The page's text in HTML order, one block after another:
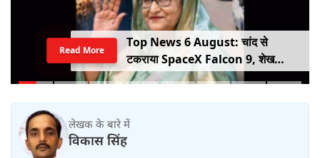
Top News 6 August: चांद से
टकराया SpaceX Falcon 9, शेख
हसीना की घर वापसी का ऐलान, MP में बस
Read More
लेखक के बारे में
विकास सिंह